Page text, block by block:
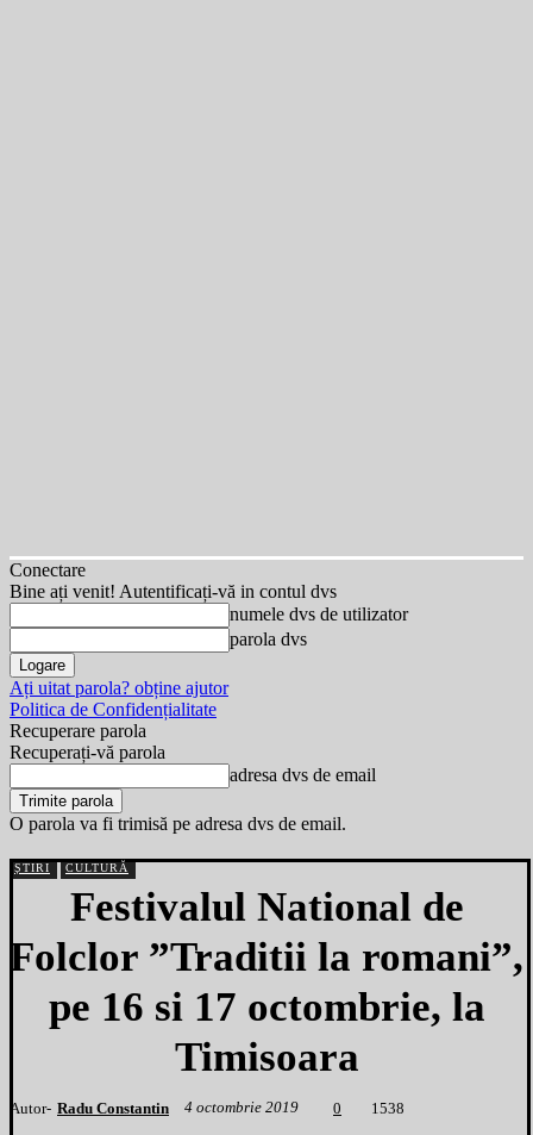
Conectare
Bine ați venit! Autentificați-vă in contul dvs
numele dvs de utilizator
parola dvs
Ați uitat parola? obține ajutor
Politica de Confidențialitate
Recuperare parola
Recuperați-vă parola
adresa dvs de email
O parola va fi trimisă pe adresa dvs de email.
ȘTIRI CULTURĂ
Festivalul National de
Folclor ”Traditii la romani”,
pe 16 si 17 octombrie, la
Timisoara
Autor- Radu Constantin 4 octombrie 2019 0 1 538